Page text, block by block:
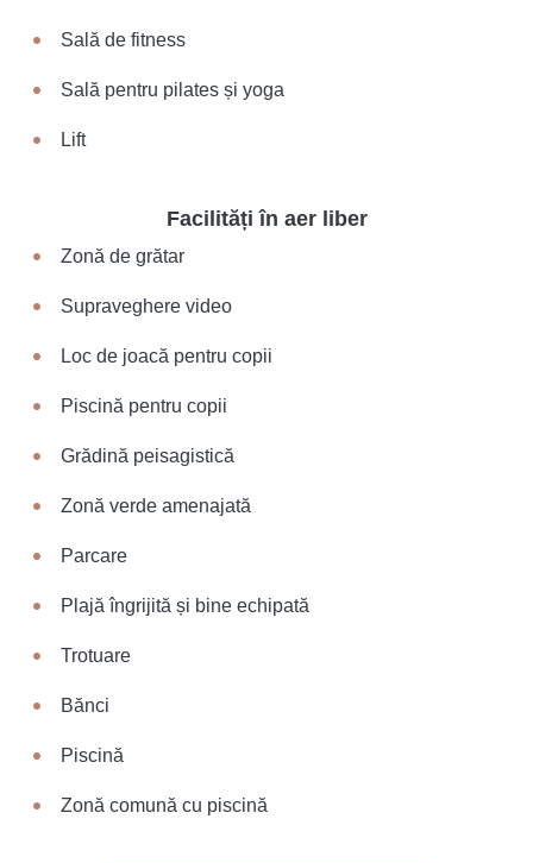
Sală de fitness
Sală pentru pilates și yoga
Lift
Facilități în aer liber
Zonă de grătar
Supraveghere video
Loc de joacă pentru copii
Piscină pentru copii
Grădină peisagistică
Zonă verde amenajată
Parcare
Plajă îngrijită și bine echipată
Trotuare
Bănci
Piscină
Zonă comună cu piscină